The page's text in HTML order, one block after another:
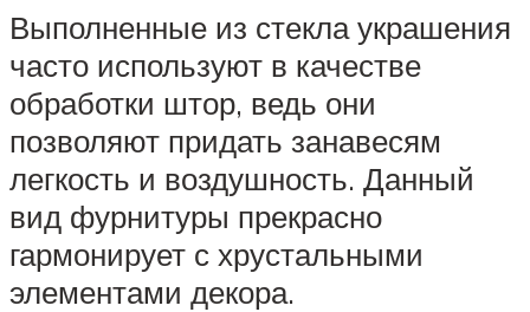
Выполненные из стекла украшения
часто используют в качестве
обработки штор, ведь они
позволяют придать занавесям
легкость и воздушность. Данный
вид фурнитуры прекрасно
гармонирует с хрустальными
элементами декора.